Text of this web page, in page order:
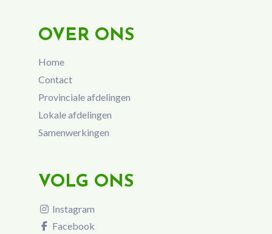
OVER ONS
Home
Contact
Provinciale afdelingen
Lokale afdelingen
Samenwerkingen
VOLG ONS
Instagram
Facebook